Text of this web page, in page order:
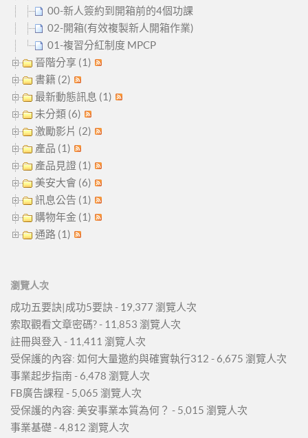
00-新人簽約到開箱前的4個功課
02-開箱(有效複製新人開箱作業)
01-複習分紅制度 MPCP
晉階分享 (1)
書籍 (2)
最新動態訊息 (1)
未分類 (6)
激勵影片 (2)
產品 (1)
產品見證 (1)
美安大會 (6)
訊息公告 (1)
購物年金 (1)
通路 (1)
瀏覽人次
成功五要訣|成功5要訣- 19,377 瀏覽人次
索取觀看文章密碼?- 11,853 瀏覽人次
註冊與登入 - 11,411 瀏覽人次
受保護的內容: 如何大量邀約與確實執行312 - 6,675 瀏覽人次
事業起步指南 - 6,478 瀏覽人次
FB廣告課程 - 5,065 瀏覽人次
受保護的內容: 美安事業本質為何？ - 5,015 瀏覽人次
事業基礎- 4,812 瀏覽人次